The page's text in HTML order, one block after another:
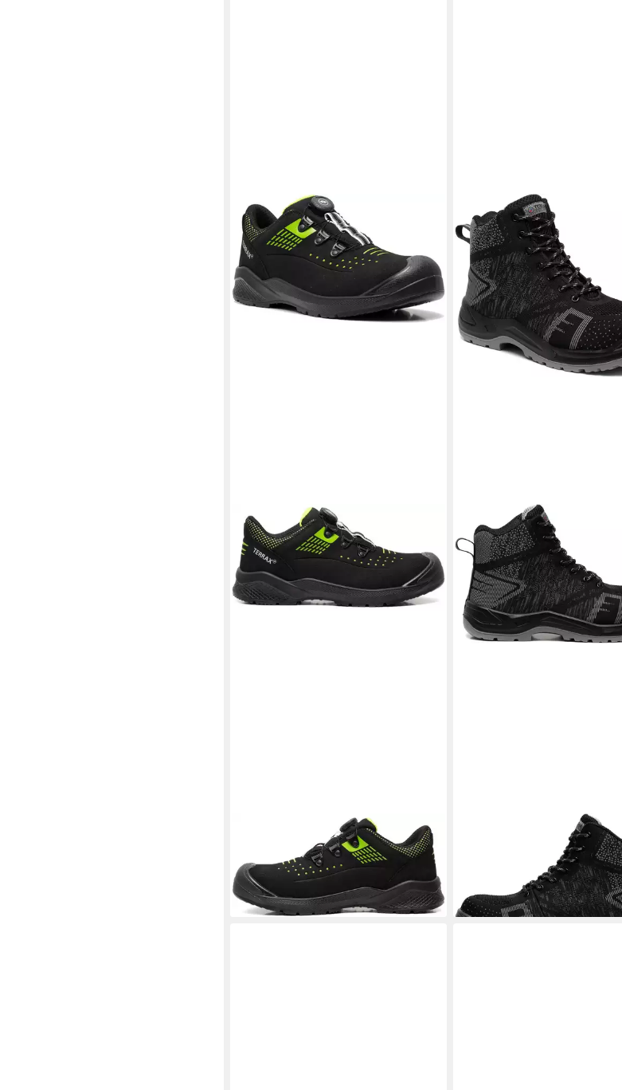
TERRAX WORKWEAR
Sicherheitsschuh S1P
Sicherheitsschuh
73,39 €
lieferbar - in 6-8 Werktagen bei dir
Sicherheitsstiefel S1P
Sicherheitsschuh
lieferbar - in 6-8 Werktagen bei dir